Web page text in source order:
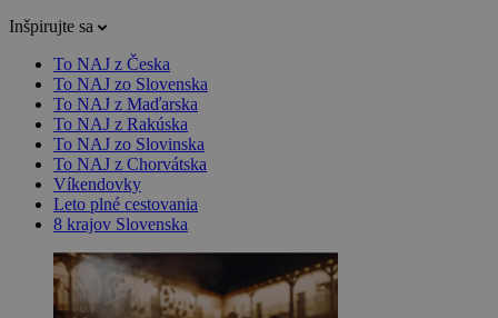
Inšpirujte sa
To NAJ z Česka
To NAJ zo Slovenska
To NAJ z Maďarska
To NAJ z Rakúska
To NAJ zo Slovinska
To NAJ z Chorvátska
Víkendovky
Leto plné cestovania
8 krajov Slovenska